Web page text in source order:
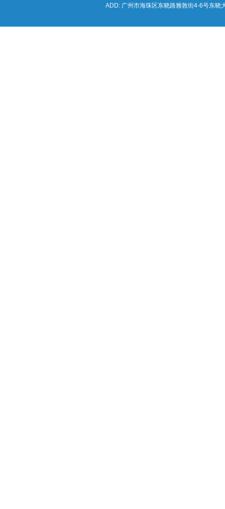
ADD: 广州市海珠区东晓路雅敦街4-6号东